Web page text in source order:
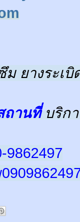
ม ยางระเบิ
ถานที่ บริก
9862497